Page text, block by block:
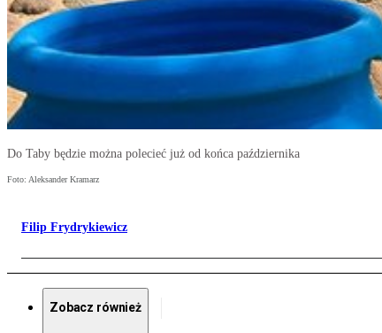
Do Taby będzie można polecieć już od końca października
Foto: Aleksander Kramarz
Filip Frydrykiewicz
Zobacz również